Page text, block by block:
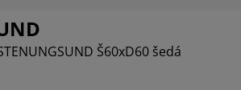
Š60xD60 šedá